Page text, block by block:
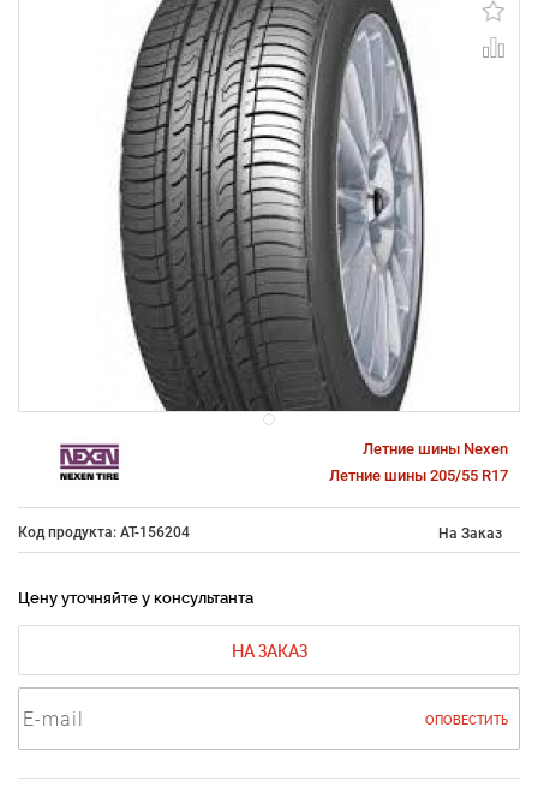
Летние шины Nexen
Летние шины 205/55 R17
Код продукта: AT-156204 На Заказ
Цену уточняйте у консультанта
НА ЗАКАЗ
ОПОВЕСТИТЬ